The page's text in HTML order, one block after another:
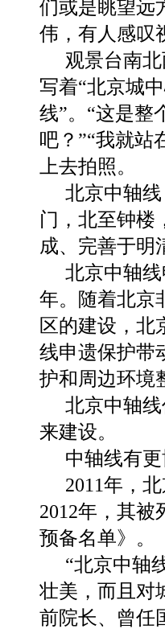
们或是眺望远
伟，有人感叹
观景台南
写着“北京城
线”。“这是整
吧？”“我就站
上去拍照。
北京中轴
门，北至钟楼
成、完善于明
北京中轴
年。随着北京
区的建设，北
线申遗保护带
护和周边环境
北京中轴
来建设。
中轴线有
2011年，
2012年，其
预备名单》。
“北京中轴
壮美，而且对
前院长、曾任